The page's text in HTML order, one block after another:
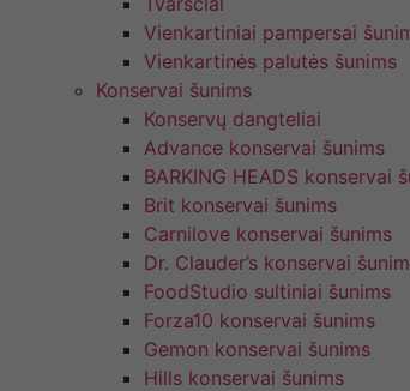
Vienkartiniai pampersai
Vienkartinės palutės šunims
Konservai šunims
Konservų dangteliai
Advance konservai šunims
BARKING HEADS konservai
Brit konservai šunims
Carnilove konservai šunims
Dr. Clauder’s konservai
FoodStudio sultiniai šunims
Forza10 konservai šunims
Gemon konservai šunims
Hills konservai šunims